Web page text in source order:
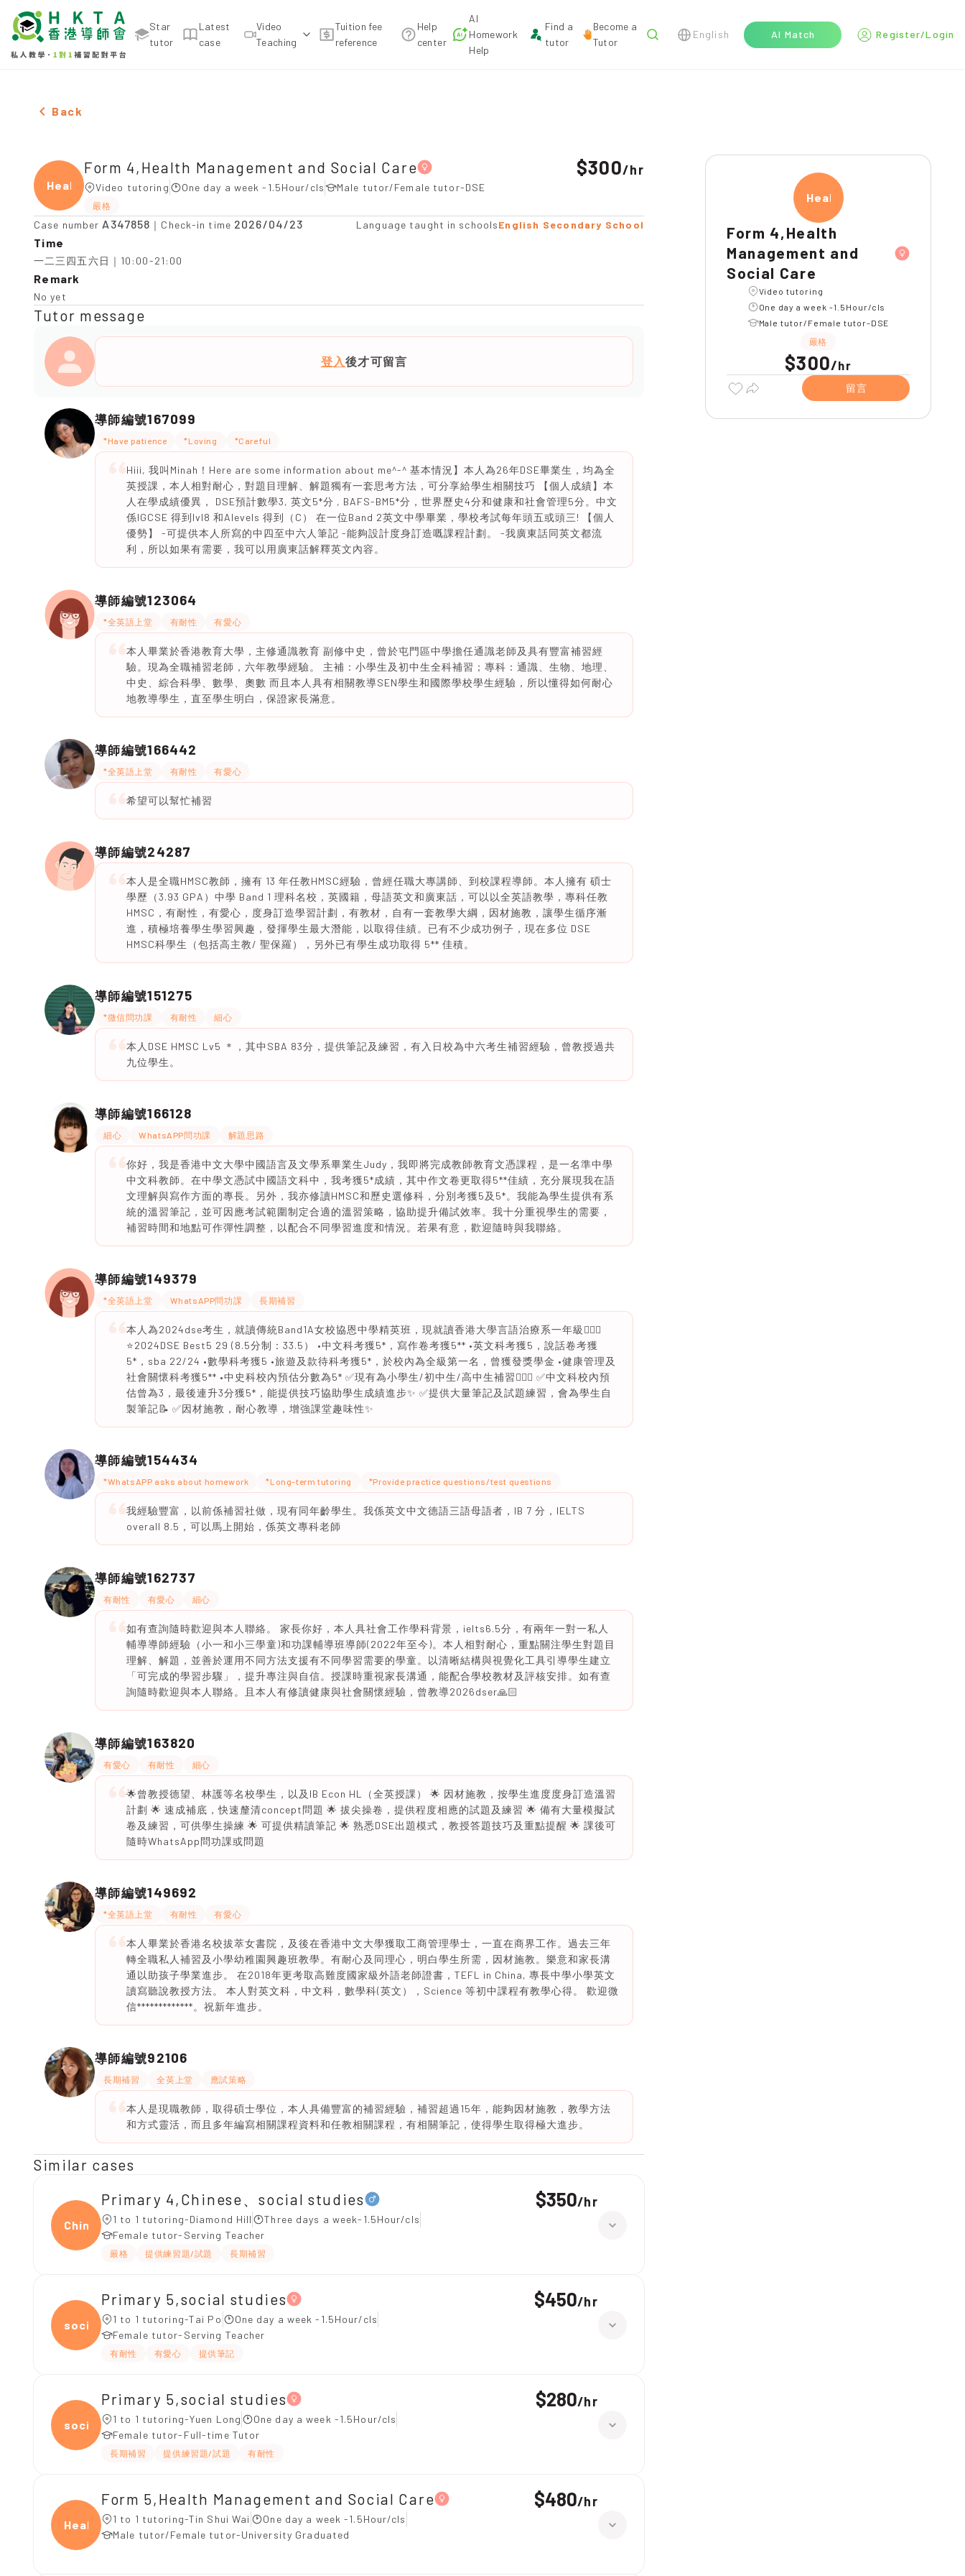
Star
tutor
Latest
case
Video
Teaching
Tuition fee
reference
Help
center
AI
Homework
Help
Find a
tutor
Become a
Tutor
English AI Match Register/Login
Female Form 4,Health Management and Social Care，Ma On Shan Tuition recommendation
Back
Healt
Form 4,Health Management and Social Care
Video tutoring One day a week -1.5Hour/cls Male tutor/Female tutor-DSE
嚴格
$300/hr
Case number A347858 ｜Check-in time 2026/04/23 Language taught in schoolsEnglish Secondary School
Time
一二三四五六日｜10:00-21:00
Remark
No yet
Tutor message
登入後才可留言
導師編號167099
*Have patience *Loving *Careful
Hiii, 我叫Minah！Here are some information about me^-^ 基本情況】本人為26年DSE畢業生，均為全
英授課，本人相對耐心，對題目理解、解題獨有一套思考方法，可分享給學生相關技巧 【個人成績】本
人在學成績優異， DSE預計數學3, 英文5*分 , BAFS-BM5*分，世界歷史4分和健康和社會管理5分。中文
係IGCSE 得到lvl8 和Alevels 得到（C） 在一位Band 2英文中學畢業，學校考試每年頭五或頭三! 【個人
優勢】 -可提供本人所寫的中四至中六人筆記 -能夠設計度身訂造嘅課程計劃。 -我廣東話同英文都流
利，所以如果有需要，我可以用廣東話解釋英文內容。
導師編號123064
*全英語上堂 有耐性 有愛心
本人畢業於香港教育大學，主修通識教育 副修中史，曾於屯門區中學擔任通識老師及具有豐富補習經
驗。現為全職補習老師，六年教學經驗。 主補：小學生及初中生全科補習；專科：通識、生物、地理、
中史、綜合科學、數學、奧數 而且本人具有相關教導SEN學生和國際學校學生經驗，所以懂得如何耐心
地教導學生，直至學生明白，保證家長滿意。
導師編號166442
*全英語上堂 有耐性 有愛心
希望可以幫忙補習
導師編號24287
本人是全職HMSC教師，擁有 13 年任教HMSC經驗，曾經任職大專講師、到校課程導師。本人擁有 碩士
學歷（3.93 GPA）中學 Band 1 理科名校，英國籍，母語英文和廣東話，可以以全英語教學，專科任教
HMSC，有耐性，有愛心，度身訂造學習計劃，有教材，自有一套教學大綱，因材施教，讓學生循序漸
進，積極培養學生學習興趣，發揮學生最大潛能，以取得佳績。已有不少成功例子，現在多位 DSE
HMSC科學生（包括高主教/ 聖保羅），另外已有學生成功取得 5** 佳積。
導師編號151275
*微信問功課 有耐性 細心
本人DSE HMSC Lv5 ＊，其中SBA 83分，提供筆記及練習，有入日校為中六考生補習經驗，曾教授過共
九位學生。
導師編號166128
細心 WhatsAPP問功課 解題思路
你好，我是香港中文大學中國語言及文學系畢業生Judy，我即將完成教師教育文憑課程，是一名準中學
中文科教師。在中學文憑試中國語文科中，我考獲5*成績，其中作文卷更取得5**佳績，充分展現我在語
文理解與寫作方面的專長。另外，我亦修讀HMSC和歷史選修科，分別考獲5及5*。我能為學生提供有系
統的溫習筆記，並可因應考試範圍制定合適的溫習策略，協助提升備試效率。我十分重視學生的需要，
補習時間和地點可作彈性調整，以配合不同學習進度和情況。若果有意，歡迎隨時與我聯絡。
導師編號149379
*全英語上堂 WhatsAPP問功課 長期補習
本人為2024dse考生，就讀傳統Band1A女校協恩中學精英班，現就讀香港大學言語治療系一年級🙆🏻‍♀️
⭐️2024DSE Best5 29 (8.5分制：33.5） •中文科考獲5*，寫作卷考獲5** •英文科考獲5，說話卷考獲
5*，sba 22/24 •數學科考獲5 •旅遊及款待科考獲5*，於校內為全級第一名，曾獲發獎學金 •健康管理及
社會關懷科考獲5** •中史科校內預估分數為5* ✅現有為小學生/初中生/高中生補習🙆🏻‍♀️ ✅中文科校內預
估曾為3，最後連升3分獲5*，能提供技巧協助學生成績進步✨ ✅提供大量筆記及試題練習，會為學生自
製筆記📝 ✅因材施教，耐心教導，增強課堂趣味性✨
導師編號154434
*WhatsAPP asks about homework *Long-term tutoring *Provide practice questions/test questions
我經驗豐富，以前係補習社做，現有同年齡學生。我係英文中文德語三語母語者，IB 7 分，IELTS
overall 8.5，可以馬上開始，係英文專科老師
導師編號162737
有耐性 有愛心 細心
如有查詢隨時歡迎與本人聯絡。 家長你好，本人具社會工作學科背景，ielts6.5分，有兩年一對一私人
輔導導師經驗（小一和小三學童)和功課輔導班導師(2022年至今)。本人相對耐心，重點關注學生對題目
理解、解題，並善於運用不同方法支援有不同學習需要的學童。以清晰結構與視覺化工具引導學生建立
「可完成的學習步驟」，提升專注與自信。授課時重視家長溝通，能配合學校教材及評核安排。如有查
詢隨時歡迎與本人聯絡。且本人有修讀健康與社會關懷經驗，曾教導2026dser🙏🏻
導師編號163820
有愛心 有耐性 細心
🌟曾教授德望、林護等名校學生，以及IB Econ HL（全英授課） 🌟 因材施教，按學生進度度身訂造溫習
計劃 🌟 速成補底，快速釐清concept問題 🌟 拔尖操卷，提供程度相應的試題及練習 🌟 備有大量模擬試
卷及練習，可供學生操練 🌟 可提供精讀筆記 🌟 熟悉DSE出題模式，教授答題技巧及重點提醒 🌟 課後可
隨時WhatsApp問功課或問題
導師編號149692
*全英語上堂 有耐性 有愛心
本人畢業於香港名校拔萃女書院，及後在香港中文大學獲取工商管理學士，一直在商界工作。過去三年
轉全職私人補習及小學幼稚園興趣班教學。有耐心及同理心，明白學生所需，因材施教。樂意和家長溝
通以助孩子學業進步。 在2018年更考取高難度國家級外語老師證書，TEFL in China, 專長中學小學英文
讀寫聽說教授方法。 本人對英文科，中文科，數學科(英文），Science 等初中課程有教學心得。 歡迎微
信*************。祝新年進步。
導師編號92106
長期補習 全英上堂 應試策略
本人是現職教師，取得碩士學位，本人具備豐富的補習經驗，補習超過15年，能夠因材施教，教學方法
和方式靈活，而且多年編寫相關課程資料和任教相關課程，有相關筆記，使得學生取得極大進步。
Similar cases
Chine
Primary 4,Chinese、social studies
1 to 1 tutoring-Diamond Hill
Three days a week-1.5Hour/cls
Female tutor-Serving Teacher
嚴格 提供練習題/試題 長期補習
$350/hr
socia
Primary 5,social studies
1 to 1 tutoring-Tai Po
One day a week -1.5Hour/cls
Female tutor-Serving Teacher
有耐性 有愛心 提供筆記
$450/hr
socia
Primary 5,social studies
1 to 1 tutoring-Yuen Long
One day a week -1.5Hour/cls
Female tutor-Full-time Tutor
長期補習 提供練習題/試題 有耐性
$280/hr
Healt
Form 5,Health Management and Social Care
1 to 1 tutoring-Tin Shui Wai
One day a week -1.5Hour/cls
Male tutor/Female tutor-University Graduated
$480/hr
Healt
Form 4,Health
Management and
Social Care
Video tutoring
One day a week -1.5Hour/cls
Male tutor/Female tutor-DSE
嚴格
$300/hr
留言